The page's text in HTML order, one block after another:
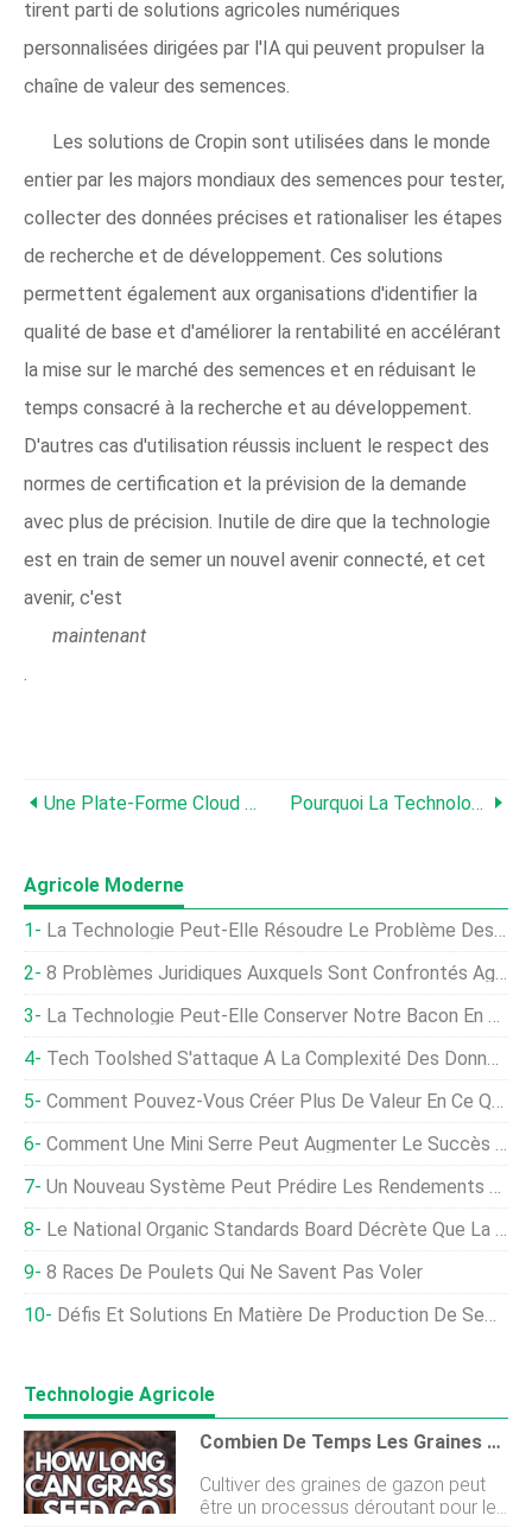
tirent parti de solutions agricoles numériques
personnalisées dirigées par l'IA qui peuvent propulser la
chaîne de valeur des semences.
Les solutions de Cropin sont utilisées dans le monde
entier par les majors mondiaux des semences pour tester,
collecter des données précises et rationaliser les étapes
de recherche et de développement. Ces solutions
permettent également aux organisations d'identifier la
qualité de base et d'améliorer la rentabilité en accélérant
la mise sur le marché des semences et en réduisant le
temps consacré à la recherche et au développement.
D'autres cas d'utilisation réussis incluent le respect des
normes de certification et la prévision de la demande
avec plus de précision. Inutile de dire que la technologie
est en train de semer un nouvel avenir connecté, et cet
avenir, c'est
maintenant
.
Une Plate-Forme Cloud Pour L'agriculture Intelligente À La Fois Mondiale Et Locale Pourquoi La Technologie Est Votre Plus Grand Allié Dans La Phase De Pré-Semis
Agricole Moderne
La Technologie Peut-Elle Résoudre Le Problème Des Abeilles ?
8 Problèmes Juridiques Auxquels Sont Confrontés Ag Tech
La Technologie Peut-Elle Conserver Notre Bacon En Tant Que Tartinade AFS ?
Tech Toolshed S'attaque À La Complexité Des Données
Comment Pouvez-Vous Créer Plus De Valeur En Ce Qui Concerne Vos Données ?
Comment Une Mini Serre Peut Augmenter Le Succès De Vos Semences Et Semis
Un Nouveau Système Peut Prédire Les Rendements Des Cultures Mieux Que L'USDA
Le National Organic Standards Board Décrète Que La Culture Hydroponique Peut Être Biologique
8 Races De Poulets Qui Ne Savent Pas Voler
Défis Et Solutions En Matière De Production De Semences :comment La Technologie Aide
Technologie Agricole
Combien De Temps Les Graines De Gazon Peuvent-Elles Tenir Sans Eau ?
Cultiver des graines de gazon peut
être un processus déroutant pour les